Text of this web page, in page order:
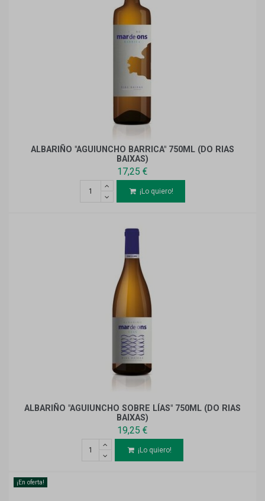
ALBARIÑO "AGUIUNCHO BARRICA" 750ML (DO RIAS
BAIXAS)
17,25 €
¡Lo quiero!
ALBARIÑO "AGUIUNCHO SOBRE LÍAS" 750ML (DO RIAS
BAIXAS)
19,25 €
¡Lo quiero!
¡En oferta!